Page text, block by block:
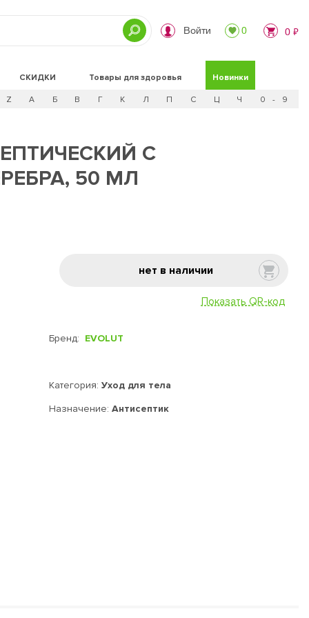
Войти 0 0 ₽
СКИДКИ Новинки
Товары для здоровья
Z А Б В Г К Л П С Ц Ч 0 - 9
С
50 МЛ
нет в наличии
Показать QR-код
Бренд: EVOLUT
Категория: Уход для тела
Назначение: Антисептик